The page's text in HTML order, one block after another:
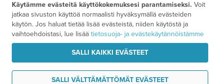
Käytämme evästeitä käyttökokemuksesi parantamiseksi. Voit
jatkaa sivuston käyttöä normaalisti hyväksymällä evästeiden
käytön. Jos haluat tietää lisää evästeistä, niiden käytöstä ja
vaihtoehdoistasi, lue lisää tietosuoja- ja evästekäytännöistämme
SALLI KAIKKI EVÄSTEET
SALLI VÄLTTÄMÄTTÖMÄT EVÄSTEET